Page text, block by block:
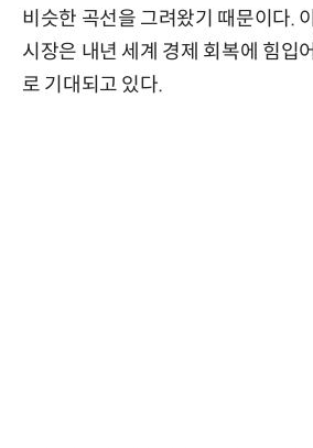
비슷한 곡선을 그려왔기 때문이다.
시장은 내년 세계 경제 회복에 힘입
로 기대되고 있다.